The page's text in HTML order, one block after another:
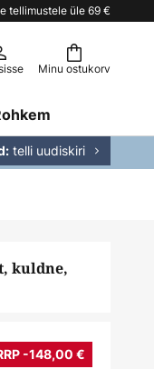
tellimustele üle 69 €
Minu ostukorv
telli uudiskiri
kuldne,
-148,00 €